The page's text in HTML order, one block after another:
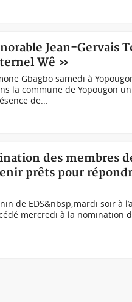
Jean-Gervais
Wê »
Gbagbo samedi à
la commune de Yopougon
de...
des membres
prêts pour
de EDS&nbsp;mardi soir à
mercredi à la nomination